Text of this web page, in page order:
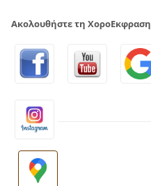
Ακολουθήστε τη ΧοροΕκφραση